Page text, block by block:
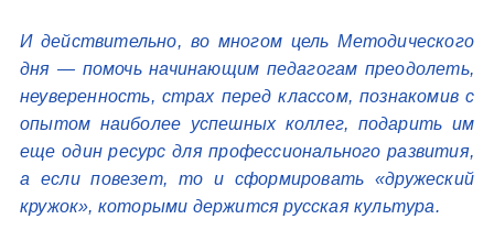
И действительно, во многом цель Методического
дня — помочь начинающим педагогам преодолеть,
неуверенность, страх перед классом, познакомив с
опытом наиболее успешных коллег, подарить им
еще один ресурс для профессионального развития,
а если повезет, то и сформировать «дружеский
кружок», которыми держится русская культура.